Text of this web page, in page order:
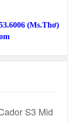
(Ms.Thơ)
S3 Mid